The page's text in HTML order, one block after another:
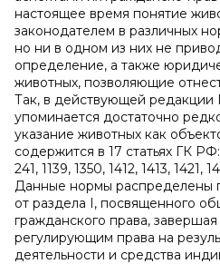
настоящее время понятие
законодателем в различных
но ни в одном из них не
определение, а также
животных, позволяющие
Так, в действующей
упоминается достаточно
указание животных как
содержится в 17 статьях ГК РФ:
241, 1139, 1350, 1412, 1413, 1421,
Данные нормы распределены
от раздела I, посвященного
гражданского права,
регулирующим права на
деятельности и средства